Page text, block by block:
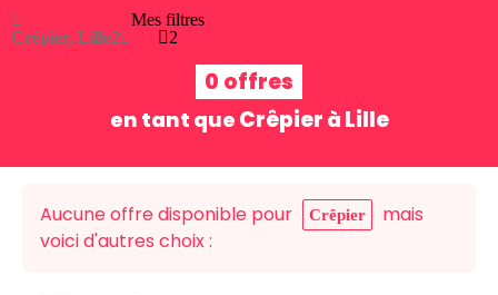
Crêpier, Lille2
Mes filtres
2
0 offres
en tant que Crêpier à Lille
Aucune offre disponible pour Crêpier
mais
voici d'autres choix :